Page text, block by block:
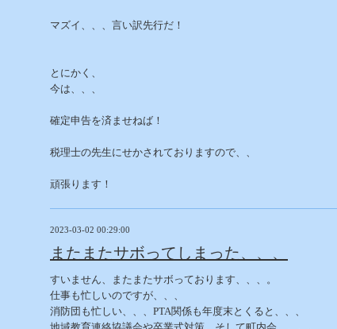
マズイ、、、言い訳先行だ！
とにかく、
今は、、、
確定申告を済ませねば！
税理士の先生にせかされておりますので、、
頑張ります！
2023-03-02 00:29:00
またまたサボってしまった、、、
すいません、またまたサボっております、、、。
仕事も忙しいのですが、、、
消防団も忙しい、、、PTA関係も年度末とくると、、、